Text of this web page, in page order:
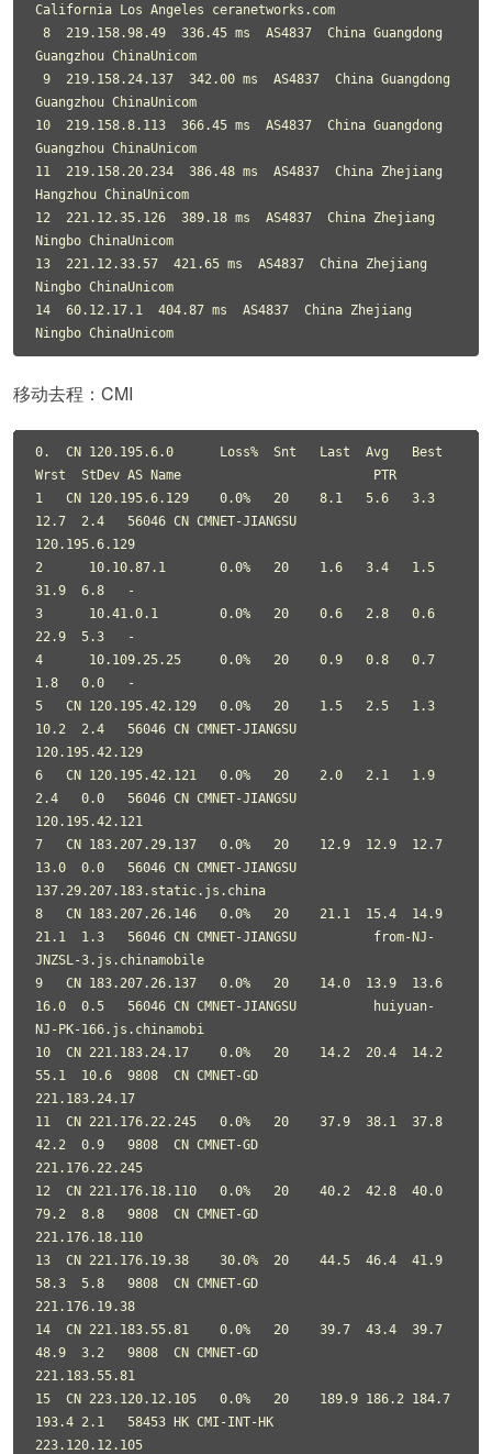
California Los Angeles ceranetworks.com
Guangzhou ChinaUnicom
Guangzhou ChinaUnicom
10  219.158.8.113  366.45 ms  AS4837  China Guangdong
Guangzhou ChinaUnicom
11  219.158.20.234  386.48 ms  AS4837  China Zhejiang
Hangzhou ChinaUnicom
12  221.12.35.126  389.18 ms  AS4837  China Zhejiang
Ningbo ChinaUnicom
13  221.12.33.57  421.65 ms  AS4837  China Zhejiang
Ningbo ChinaUnicom
14  60.12.17.1  404.87 ms  AS4837  China Zhejiang
Ningbo ChinaUnicom
移动去程：CMI
0.  CN 120.195.6.0      Loss%  Snt   Last  Avg   Best
Wrst  StDev AS Name                         PTR
1   CN 120.195.6.129    0.0%   20    8.1   5.6   3.3
12.7  2.4   56046 CN CMNET-JIANGSU
120.195.6.129
2      10.10.87.1       0.0%   20    1.6   3.4   1.5
31.9  6.8   -
3      10.41.0.1        0.0%   20    0.6   2.8   0.6
22.9  5.3   -
4      10.109.25.25     0.0%   20    0.9   0.8   0.7
1.8   0.0   -
5   CN 120.195.42.129   0.0%   20    1.5   2.5   1.3
10.2  2.4   56046 CN CMNET-JIANGSU
120.195.42.129
6   CN 120.195.42.121   0.0%   20    2.0   2.1   1.9
2.4   0.0   56046 CN CMNET-JIANGSU
120.195.42.121
7   CN 183.207.29.137   0.0%   20    12.9  12.9  12.7
13.0  0.0   56046 CN CMNET-JIANGSU
137.29.207.183.static.js.china
8   CN 183.207.26.146   0.0%   20    21.1  15.4  14.9
21.1  1.3   56046 CN CMNET-JIANGSU          from-NJ-
JNZSL-3.js.chinamobile
9   CN 183.207.26.137   0.0%   20    14.0  13.9  13.6
16.0  0.5   56046 CN CMNET-JIANGSU          huiyuan-
NJ-PK-166.js.chinamobi
10  CN 221.183.24.17    0.0%   20    14.2  20.4  14.2
55.1  10.6  9808  CN CMNET-GD
221.183.24.17
11  CN 221.176.22.245   0.0%   20    37.9  38.1  37.8
42.2  0.9   9808  CN CMNET-GD
221.176.22.245
12  CN 221.176.18.110   0.0%   20    40.2  42.8  40.0
79.2  8.8   9808  CN CMNET-GD
221.176.18.110
13  CN 221.176.19.38    30.0%  20    44.5  46.4  41.9
58.3  5.8   9808  CN CMNET-GD
221.176.19.38
14  CN 221.183.55.81    0.0%   20    39.7  43.4  39.7
48.9  3.2   9808  CN CMNET-GD
221.183.55.81
15  CN 223.120.12.105   0.0%   20    189.9 186.2 184.7
193.4 2.1   58453 HK CMI-INT-HK
223.120.12.105